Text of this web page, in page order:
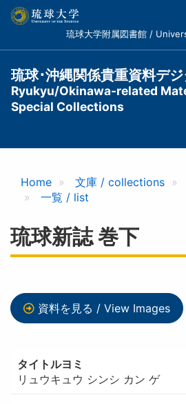
コ
琉球大学附属図書館 /
琉球･沖縄関係貴重資料デ
Ryukyu/Okinawa-related
Special Collections
Home 文庫 / collections
一覧 / list
琉球新誌 巻下
資料を見る / View Images
タイトルヨミ
リュウキュウ シンシ カン ゲ